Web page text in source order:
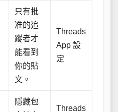
只有批
准的追
蹤者才
能看到
你的貼
文。
Threads
App 設
定
隱藏包
Threads